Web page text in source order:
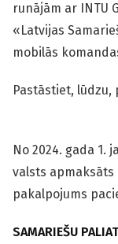
runājām ar INTU
«Latvijas
mobilās
Pastāstiet, lūdzu,
No 2024. gada 1.
valsts
pakalpojums
SAMARIEŠU